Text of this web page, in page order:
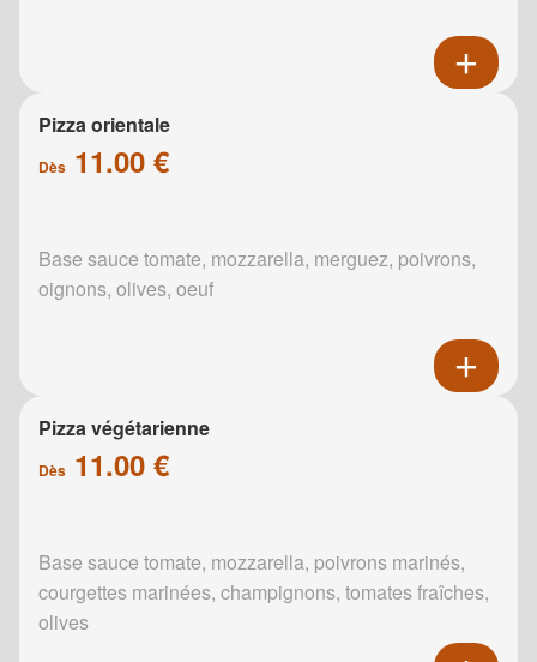
Pizza orientale
Dès 11.00 €
Base sauce tomate, mozzarella, merguez, poivrons,
oignons, olives, oeuf
Pizza végétarienne
Dès 11.00 €
Base sauce tomate, mozzarella, poivrons marinés,
courgettes marinées, champignons, tomates fraîches,
olives